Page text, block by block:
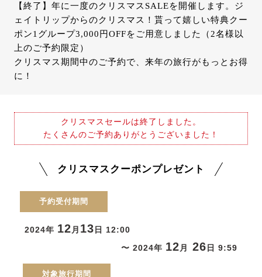
【終了】年に一度のクリスマスSALEを開催します。ジ
ェイトリップからのクリスマス！貰って嬉しい特典クー
ポン1グループ3,000円OFFをご用意しました（2名様以
上のご予約限定）
クリスマス期間中のご予約で、来年の旅行がもっとお得
に！
クリスマスセールは終了しました。
たくさんのご予約ありがとうございました！
クリスマスクーポンプレゼント
予約受付期間
2024年 12 月 13 日 12:00
〜 2024年 12 月 26 日 9:59
対象旅行期間